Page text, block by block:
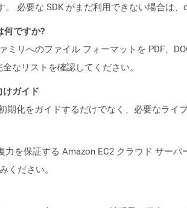
必要な SDK がまだ利用できない場合は、
何ですか?
リへのファイル フォーマットを PDF、
全なリストを確認してください。
けガイド
化をガイドするだけでなく、必要なライ
を保証する Amazon EC2 クラウド サー
ください。